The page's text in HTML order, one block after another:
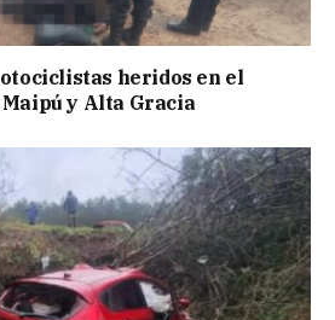
heridos en el
y Alta Gracia